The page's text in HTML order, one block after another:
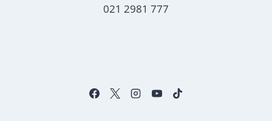
021 2981 777